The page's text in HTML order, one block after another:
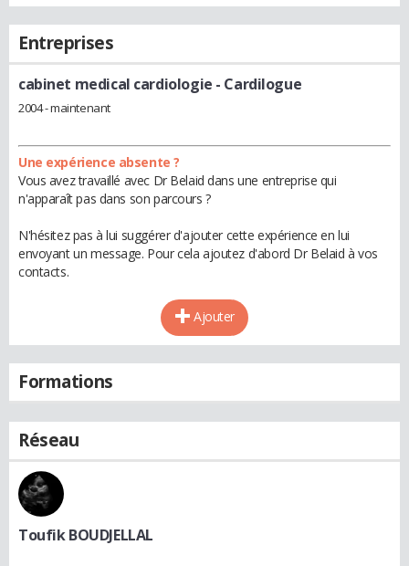
Entreprises
cabinet medical cardiologie - Cardilogue
2004 - maintenant
Une expérience absente ?
Vous avez travaillé avec Dr Belaid dans une entreprise qui
n'apparaît pas dans son parcours ?
N'hésitez pas à lui suggérer d'ajouter cette expérience en lui
envoyant un message. Pour cela ajoutez d'abord Dr Belaid à vos
contacts.
Ajouter
Formations
Réseau
Toufik BOUDJELLAL